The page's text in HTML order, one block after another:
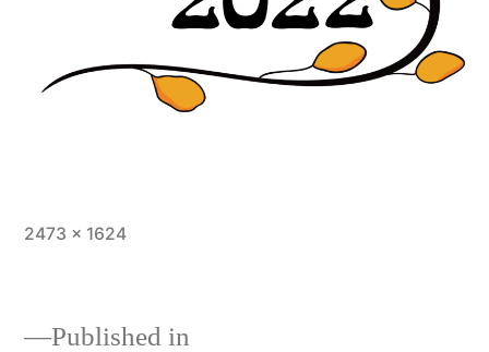
Full
2473 × 1624
Published in